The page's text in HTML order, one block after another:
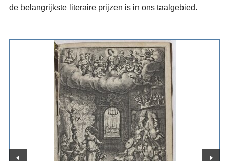
de belangrijkste literaire prijzen is in ons taalgebied.